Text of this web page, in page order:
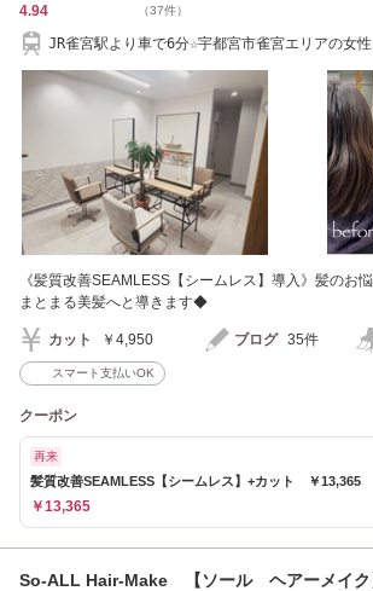
4.94 （37件）
JR雀宮駅より車で6分☆宇都宮市雀宮エリアの女
《髪質改善SEAMLESS【シームレス】導入》髪のお
まとまる美髪へと導きます◆
カット ￥4,950 ブログ 35件
スマート支払いOK
クーポン
再来
髪質改善SEAMLESS【シームレス】+カット ￥13,365
￥13,365
So-ALL Hair-Make 【ソール ヘアーメイク